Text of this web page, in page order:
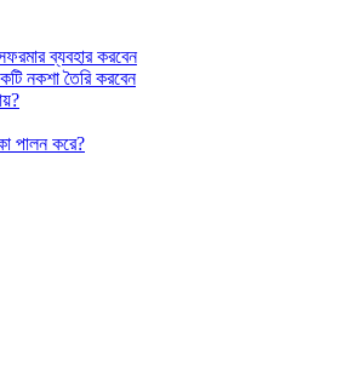
ব্যবহার করবেন
নকশা তৈরি করবেন
পালন করে?